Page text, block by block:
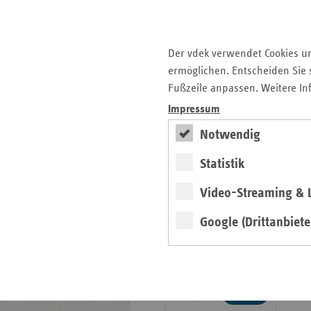
Der vdek verwendet Cookies
ermöglichen. Entscheiden
Fußzeile anpassen. Weitere
Impressum
Notwendig
Statistik
Video-Streaming &
Google
Ansprechpartner
Kontakt und Anfahrt
teamw()rk für
Gesundheit und Arbeit
2026